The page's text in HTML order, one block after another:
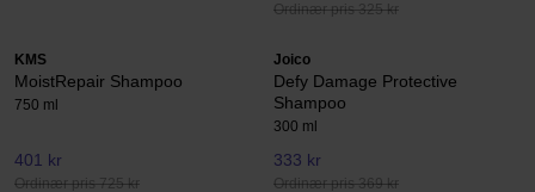
Ordinær pris 325 kr
KMS
MoistRepair Shampoo
750 ml
401 kr
Ordinær pris 725 kr
Joico
Defy Damage Protective
Shampoo
300 ml
333 kr
Ordinær pris 369 kr